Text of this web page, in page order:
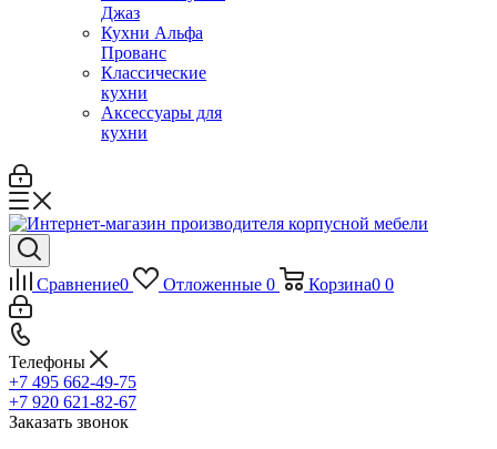
Джаз
Кухни Альфа
Прованс
Классические
кухни
Аксессуары для
кухни
Сравнение0 Отложенные 0 Корзина0 0
Телефоны
+7 495 662-49-75
+7 920 621-82-67
Заказать звонок